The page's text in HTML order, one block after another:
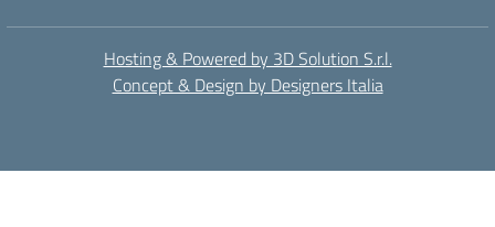
Hosting & Powered by 3D Solution S.r.l.
Concept & Design by Designers Italia